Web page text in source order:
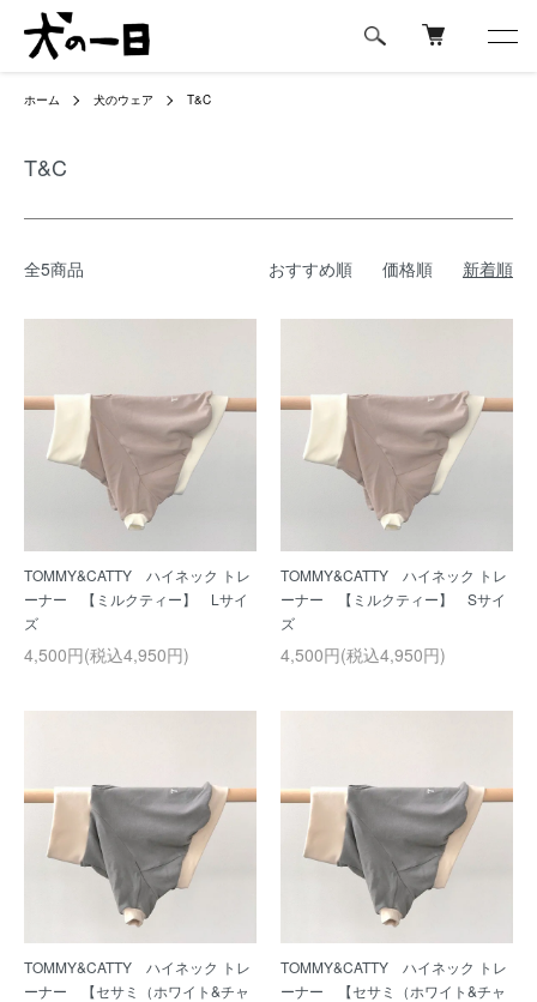
ホーム 犬のウェア T&C
T&C
全5商品 おすすめ順 価格順 新着順
TOMMY&CATTY ハイネック トレ
ーナー 【ミルクティー】 Lサイ
ズ
4,500円(税込4,950円)
TOMMY&CATTY ハイネック トレ
ーナー 【ミルクティー】 Sサイ
ズ
4,500円(税込4,950円)
TOMMY&CATTY ハイネック トレ
ーナー 【セサミ（ホワイト&チャ
TOMMY&CATTY ハイネック トレ
ーナー 【セサミ（ホワイト&チャ